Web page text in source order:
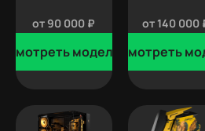
от 90 000 ₽
Смотреть модели
от 140 000
Смотреть